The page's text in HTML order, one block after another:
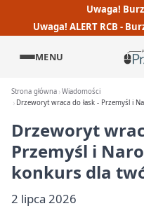
Uwaga!
Uwaga! ALERT RCB -
MENU
Strona główna Wiadomości
Drzeworyt wraca do łask - Przemyśl i
Drzeworyt
Przemyśl i
konkurs dla
2 lipca 2026